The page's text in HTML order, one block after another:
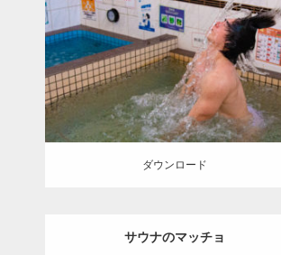
Category:
筋肉銭湯2 その他 SOSUKE
肩 川口 (埼玉)
ダウンロード
ダウンロード
サウナのマッチョ